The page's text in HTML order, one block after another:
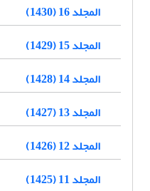
المجلد 16 (1430)
المجلد 15 (1429)
المجلد 14 (1428)
المجلد 13 (1427)
المجلد 12 (1426)
المجلد 11 (1425)